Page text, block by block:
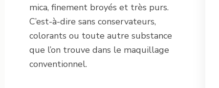
mica, finement broyés et très purs.
C’est-à-dire sans conservateurs,
colorants ou toute autre substance
que l’on trouve dans le maquillage
conventionnel.